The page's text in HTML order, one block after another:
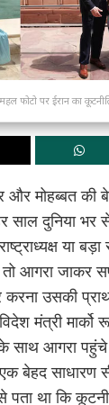
फोटो पर ईरान का
मोहब्बत की
दुनिया भर
या
आगरा जाकर
उसकी
मंत्री मार्को
के साथ आगरा
बेहद
पता था कि